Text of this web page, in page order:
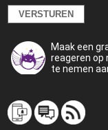
Maak een
reageren op
te nemen